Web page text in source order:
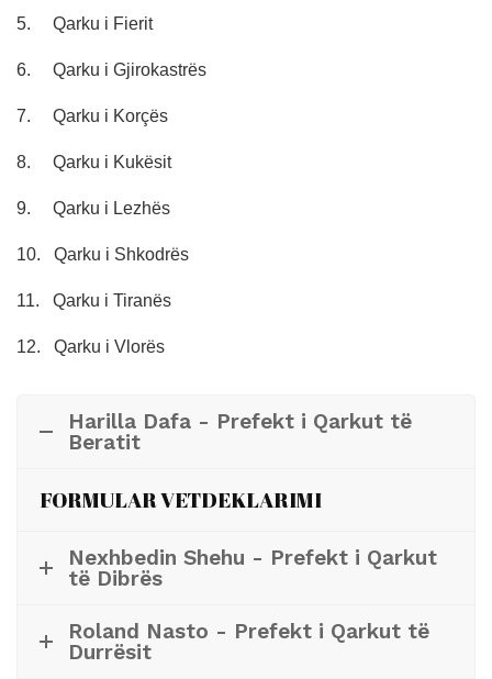
5. Qarku i Fierit
6. Qarku i Gjirokastrës
7. Qarku i Korçës
8. Qarku i Kukësit
9. Qarku i Lezhës
10. Qarku i Shkodrës
11. Qarku i Tiranës
12. Qarku i Vlorës
Harilla Dafa - Prefekt i Qarkut të
Beratit
FORMULAR VETDEKLARIMI
Nexhbedin Shehu - Prefekt i Qarkut
të Dibrës
Roland Nasto - Prefekt i Qarkut të
Durrësit